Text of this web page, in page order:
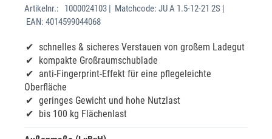
Artikelnr.:
1000024103 | Matchcode: JU A 1.5-12-21 2S |
EAN: 4014599044068
schnelles & sicheres Verstauen von großem Ladegut
kompakte Großraumschublade
anti-Fingerprint-Effekt für eine pflegeleichte
Oberfläche
geringes Gewicht und hohe Nutzlast
bis 100 kg Flächenlast